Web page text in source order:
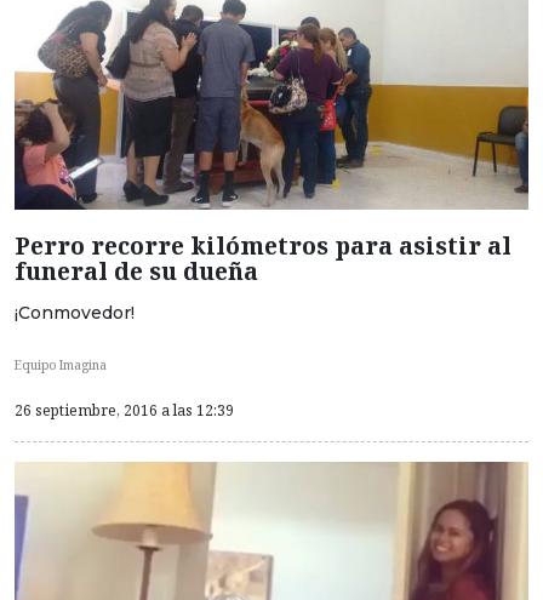
Perro recorre kilómetros para asistir al
funeral de su dueña
¡Conmovedor!
Equipo Imagina
26 septiembre, 2016 a las 12:39